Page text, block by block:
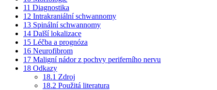
11 Diagnostika
12 Intrakraniální schwannomy
13 Spinální schwannomy
14 Další lokalizace
15 Léčba a prognóza
16 Neurofibrom
17 Maligní nádor z pochvy periferního nervu
18 Odkazy
18.1 Zdroj
18.2 Použitá literatura